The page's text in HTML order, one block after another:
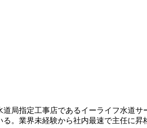
局指定工事店であるイーライフ水道
。業界未経験から社内最速で主任に